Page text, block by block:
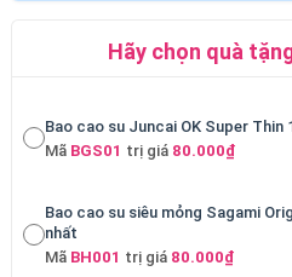
Hãy chọn quà
Bao cao su Juncai OK Super Thin
Mã BGS01 trị giá 80.000₫
Bao cao su siêu mỏng Sagami
nhất
Mã BH001 trị giá 80.000₫